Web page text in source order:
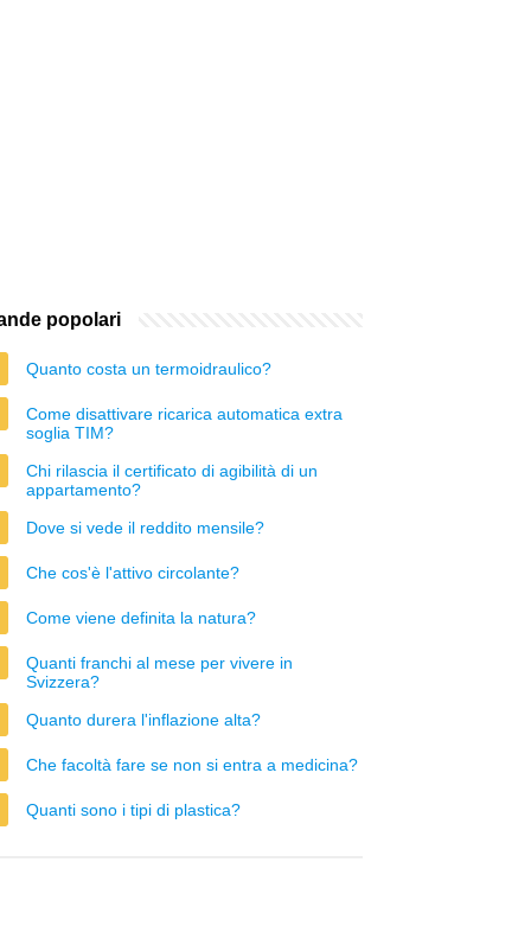
popolari
Quanto costa un termoidraulico?
Come disattivare ricarica automatica extra
soglia TIM?
Chi rilascia il certificato di agibilità di un
appartamento?
Dove si vede il reddito mensile?
Che cos'è l'attivo circolante?
Come viene definita la natura?
Quanti franchi al mese per vivere in
Svizzera?
Quanto durera l'inflazione alta?
Che facoltà fare se non si entra a medicina?
Quanti sono i tipi di plastica?